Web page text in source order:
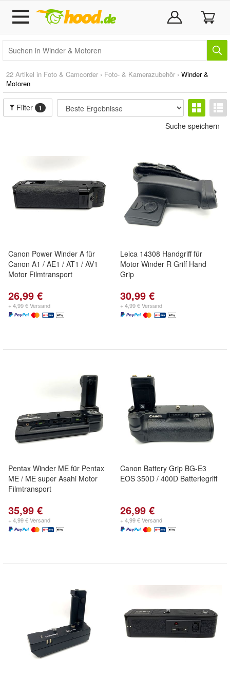
22 Artikel in Foto & Camcorder › Foto- & Kamerazubehör › Winder &
Motoren
Filter 1
Suche speichern
Canon Power Winder A für
Canon A1 / AE1 / AT1 / AV1
Motor Filmtransport
26,99 €
+ 4,99 € Versand
Leica 14308 Handgriff für
Motor Winder R Griff Hand
Grip
30,99 €
+ 4,99 € Versand
Pentax Winder ME für Pentax
ME / ME super Asahi Motor
Filmtransport
35,99 €
+ 4,99 € Versand
Canon Battery Grip BG-E3
EOS 350D / 400D Batteriegriff
26,99 €
+ 4,99 € Versand